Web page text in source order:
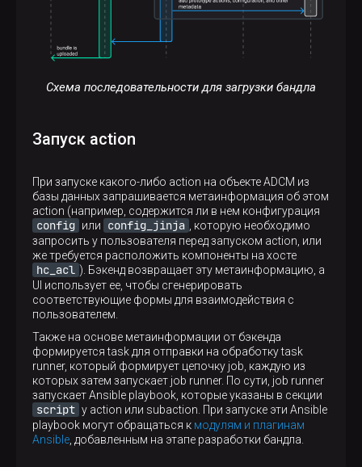
Схема последовательности для загрузки бандла
Запуск action
При запуске какого-либо action на объекте ADCM из
базы данных запрашивается метаинформация об этом
action (например, содержится ли в нем конфигурация
config или config_jinja
, которую необходимо
запросить у пользователя перед запуском action, или
же требуется расположить компоненты на хосте
hc_acl ). Бэкенд возвращает эту метаинформацию, а
UI использует ее, чтобы сгенерировать
соответствующие формы для взаимодействия с
пользователем.
Также на основе метаинформации от бэкенда
формируется task для отправки на обработку task
runner, который формирует цепочку job, каждую из
которых затем запускает job runner. По сути, job runner
запускает Ansible playbook, которые указаны в секции
script у action или subaction. При запуске эти Ansible
playbook могут обращаться к модулям и плагинам
Ansible , добавленным на этапе разработки бандла.